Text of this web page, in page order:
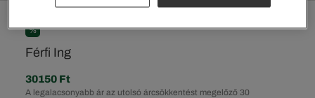
%
Férfi Ing
A legalacsonyabb ár az utolsó árcsökkentést megelőző 30
30150 Ft